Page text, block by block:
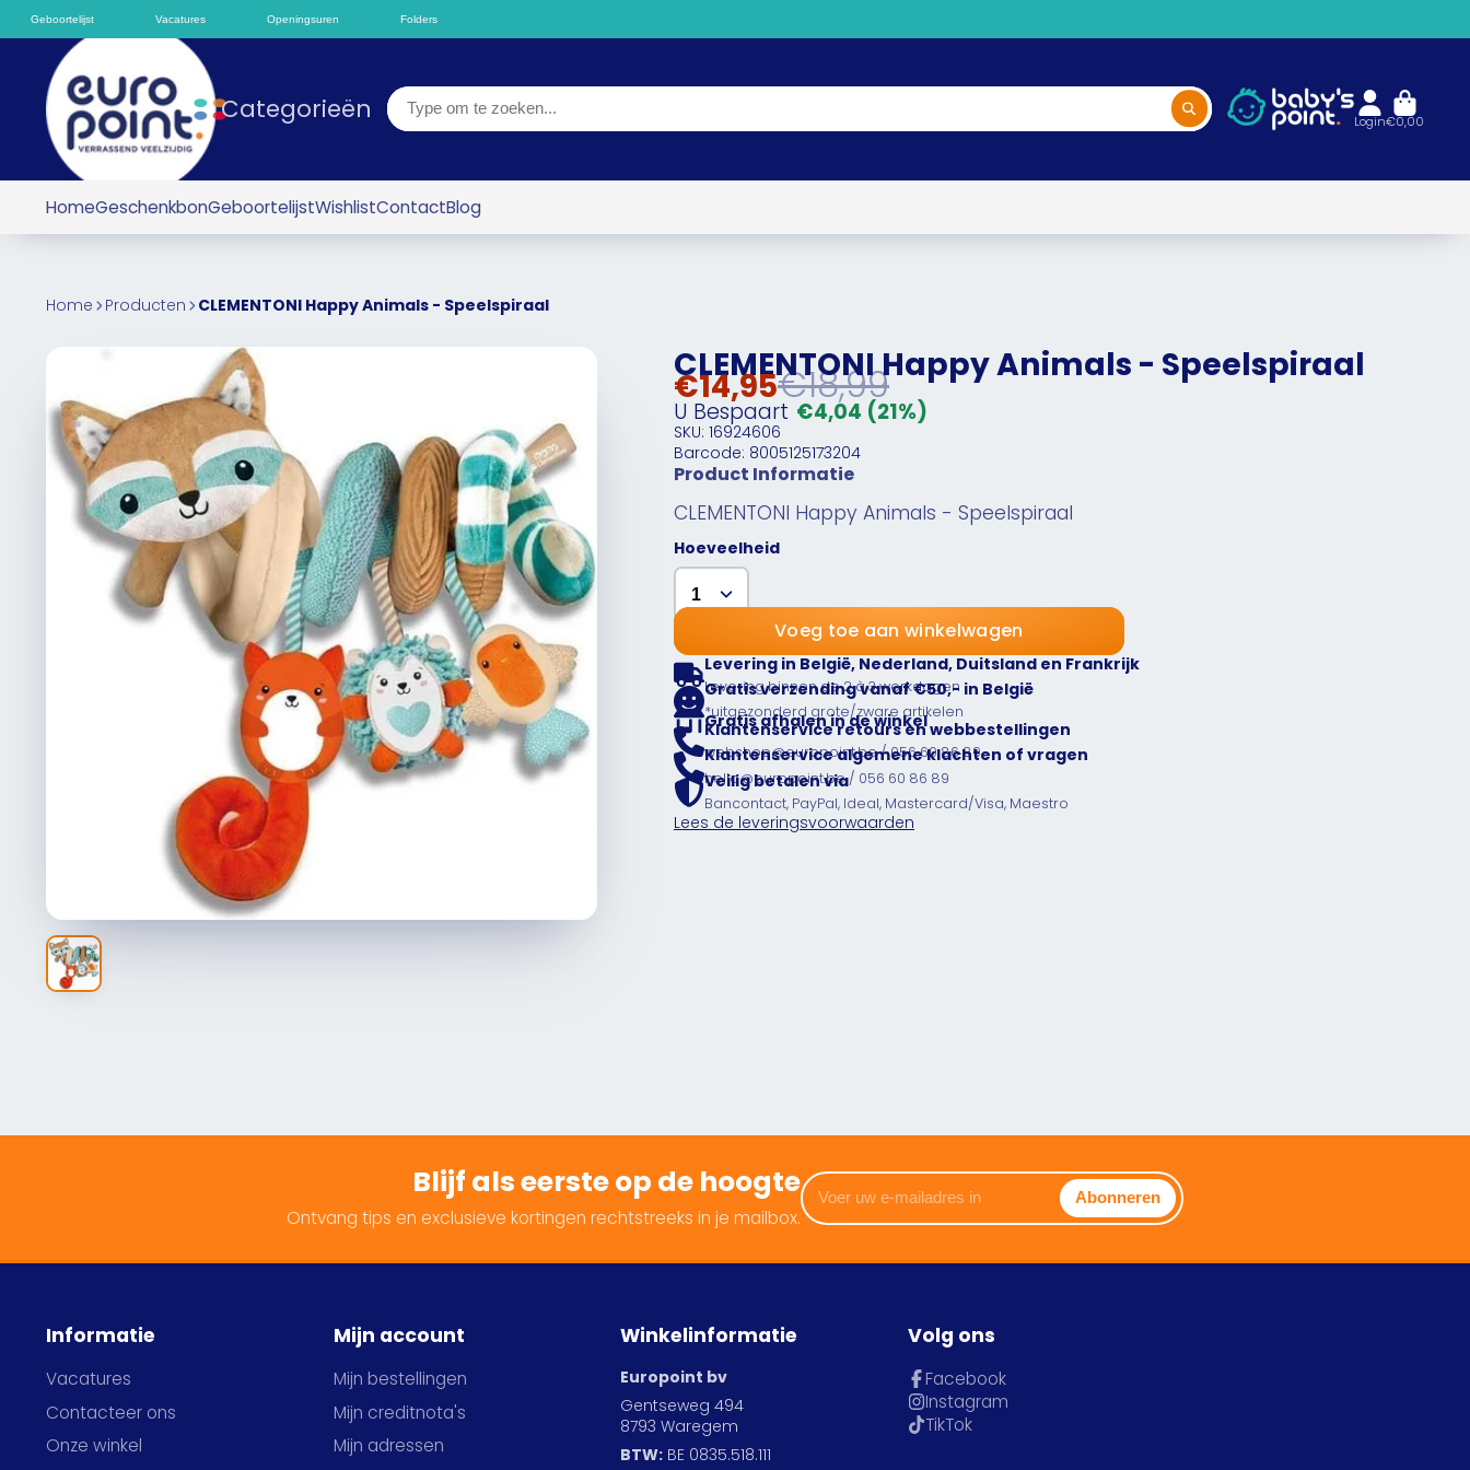
Geboortelijst Vacatures Openingsuren Folders
Categorieën Login€0,00
HomeGeschenkbonGeboortelijstWishlistContactBlog
Home Producten CLEMENTONI Happy Animals - Speelspiraal
CLEMENTONI Happy Animals - Speelspiraal
€14,95€18,99
U Bespaart €4,04 (21%)
SKU: 16924606
Barcode: 8005125173204
Product Informatie
CLEMENTONI Happy Animals - Speelspiraal
Hoeveelheid
Voeg toe aan winkelwagen
Levering in België, Nederland, Duitsland en Frankrijk
Levering binnen de 2 à 3 werkdagen
Gratis verzending vanaf €50,- in België
*uitgezonderd grote/zware artikelen
Gratis afhalen in de winkel
Klantenservice retours en webbestellingen
webshop@europoint.be / 056 60 86 89
Klantenservice algemene klachten of vragen
hello@europoint.be / 056 60 86 89
Veilig betalen via
Bancontact, PayPal, Ideal, Mastercard/Visa, Maestro
Lees de leveringsvoorwaarden
Blijf als eerste op de hoogte
Ontvang tips en exclusieve kortingen rechtstreeks in je mailbox.
Voer
uw
e-
in
Abonneren
Informatie
Vacatures
Contacteer ons
Onze winkel
Mijn account
Mijn bestellingen
Mijn creditnota's
Mijn adressen
Winkelinformatie
Europoint bv
Gentseweg 494
8793 Waregem
BTW: BE 0835.518.111
Volg ons
Facebook
Instagram
TikTok